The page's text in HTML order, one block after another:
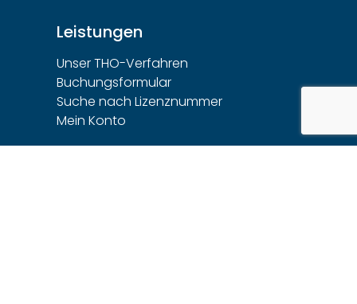
Leistungen
Unser THO-Verfahren
Buchungsformular
Suche nach Lizenznummer
Mein Konto